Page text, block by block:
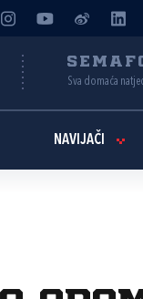
Sva domaća
NAVIJAČI